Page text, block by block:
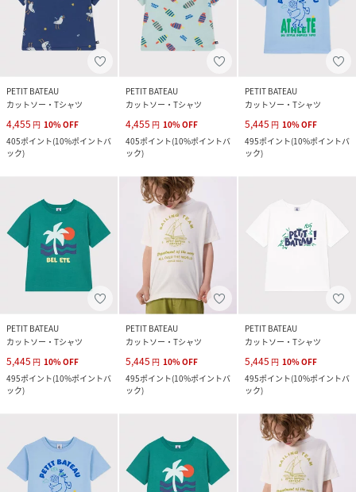
PETIT BATEAU
カットソー・Tシャツ
4,455 円 10%OFF
405ポイント(10%ポイントバ
ック)
PETIT BATEAU
カットソー・Tシャツ
4,455 円 10%OFF
405ポイント(10%ポイントバ
ック)
PETIT BATEAU
カットソー・Tシャツ
5,445 円 10%OFF
495ポイント(10%ポイントバ
ック)
PETIT BATEAU
カットソー・Tシャツ
5,445 円 10%OFF
495ポイント(10%ポイントバ
ック)
PETIT BATEAU
カットソー・Tシャツ
5,445 円 10%OFF
495ポイント(10%ポイントバ
ック)
PETIT BATEAU
カットソー・Tシャツ
5,445 円 10%OFF
495ポイント(10%ポイントバ
ック)